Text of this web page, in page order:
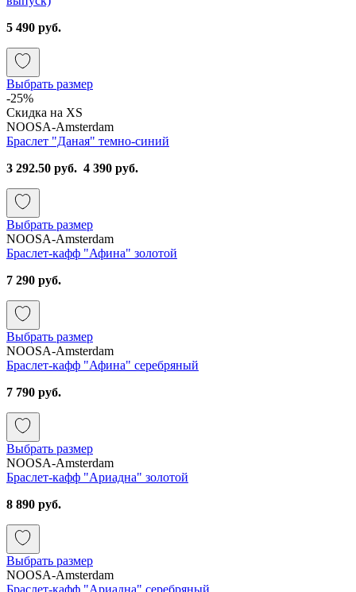
5 490 руб.
Выбрать размер
-25%
Скидка на XS
NOOSA-Amsterdam
Браслет "Даная" темно-синий
3 292.50 руб. 4 390 руб.
Выбрать размер
NOOSA-Amsterdam
Браслет-кафф "Афина" золотой
7 290 руб.
Выбрать размер
NOOSA-Amsterdam
Браслет-кафф "Афина" серебряный
7 790 руб.
Выбрать размер
NOOSA-Amsterdam
Браслет-кафф "Ариадна" золотой
8 890 руб.
Выбрать размер
NOOSA-Amsterdam
Браслет-кафф "Ариадна" серебряный